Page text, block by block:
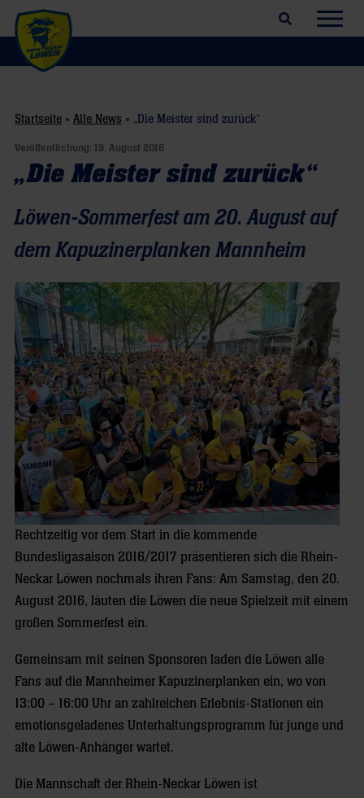
Suchfeld öffnen
Startseite » Alle News » „Die Meister sind zurück“
Veröffentlichung: 19. August 2016
„Die Meister sind zurück“
Löwen-Sommerfest am 20. August auf
dem Kapuzinerplanken Mannheim
Rechtzeitig vor dem Start in die kommende
Bundesligasaison 2016/2017 präsentieren sich die Rhein-
Neckar Löwen nochmals ihren Fans: Am Samstag, den 20.
August 2016, läuten die Löwen die neue Spielzeit mit einem
großen Sommerfest ein.
Gemeinsam mit seinen Sponsoren laden die Löwen alle
Fans auf die Mannheimer Kapuzinerplanken ein, wo von
13:00 – 16:00 Uhr an zahlreichen Erlebnis-Stationen ein
emotionsgeladenes Unterhaltungsprogramm für junge und
alte Löwen-Anhänger wartet.
Die Mannschaft der Rhein-Neckar Löwen ist